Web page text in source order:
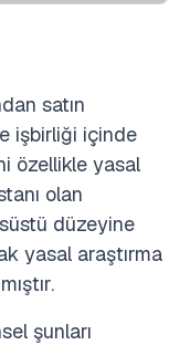
satın
işbirliği içinde
özellikle yasal
olan
düzeyine
yasal araştırma
şunları